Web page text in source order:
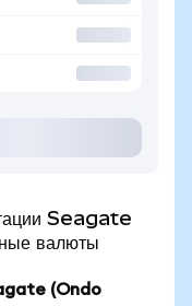
Seagate
валюты
(Ondo